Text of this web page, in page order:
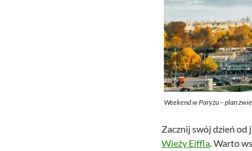
Weekend w Paryżu – plan
Zacznij swój dzień od
Wieży Eiffla. Warto